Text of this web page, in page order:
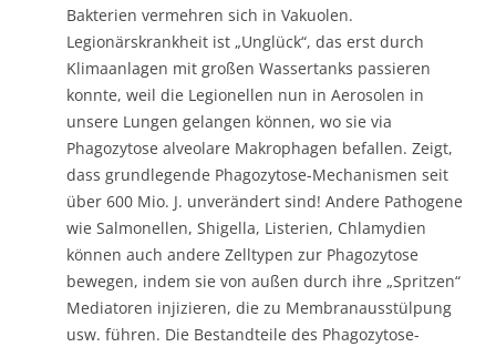
Bakterien vermehren sich in Vakuolen.
Legionärskrankheit ist „Unglück“, das erst durch
Klimaanlagen mit großen Wassertanks passieren
konnte, weil die Legionellen nun in Aerosolen in
unsere Lungen gelangen können, wo sie via
Phagozytose alveolare Makrophagen befallen. Zeigt,
dass grundlegende Phagozytose-Mechanismen seit
über 600 Mio. J. unverändert sind! Andere Pathogene
wie Salmonellen, Shigella, Listerien, Chlamydien
können auch andere Zelltypen zur Phagozytose
bewegen, indem sie von außen durch ihre „Spritzen“
Mediatoren injizieren, die zu Membranausstülpung
usw. führen. Die Bestandteile des Phagozytose-